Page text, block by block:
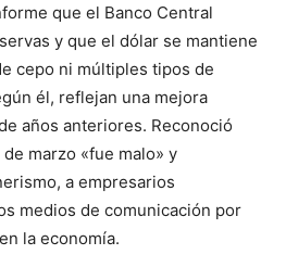
que el Banco Central
y que el dólar se mantiene
cepo ni múltiples tipos de
él, reflejan una mejora
años anteriores. Reconoció
marzo «fue malo» y
a empresarios
medios de comunicación por
la economía.